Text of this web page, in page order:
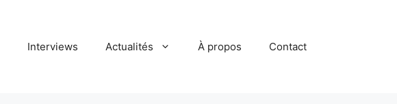
Interviews Actualités À propos Contact